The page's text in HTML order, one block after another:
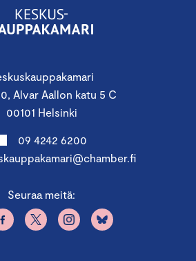
Alvar Aallon katu 5 C
00101 Helsinki
09 4242 6200
Seuraa meitä: